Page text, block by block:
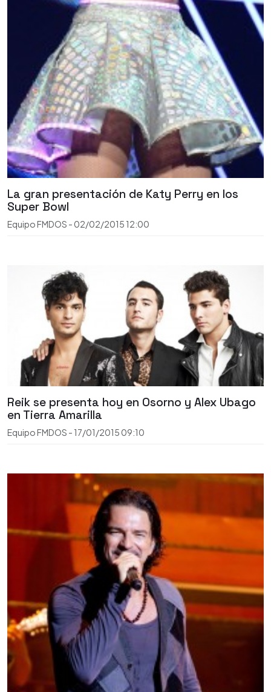
La gran presentación de Katy Perry en los
Super Bowl
Equipo FMDOS - 02/02/2015 12:00
Reik se presenta hoy en Osorno y Alex Ubago
en Tierra Amarilla
Equipo FMDOS - 17/01/2015 09:10